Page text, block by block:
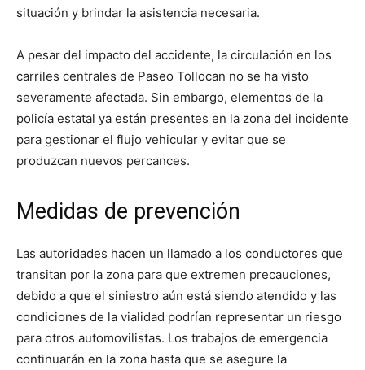
situación y brindar la asistencia necesaria.
A pesar del impacto del accidente, la circulación en los
carriles centrales de Paseo Tollocan no se ha visto
severamente afectada. Sin embargo, elementos de la
policía estatal ya están presentes en la zona del incidente
para gestionar el flujo vehicular y evitar que se
produzcan nuevos percances.
Medidas de prevención
Las autoridades hacen un llamado a los conductores que
transitan por la zona para que extremen precauciones,
debido a que el siniestro aún está siendo atendido y las
condiciones de la vialidad podrían representar un riesgo
para otros automovilistas. Los trabajos de emergencia
continuarán en la zona hasta que se asegure la